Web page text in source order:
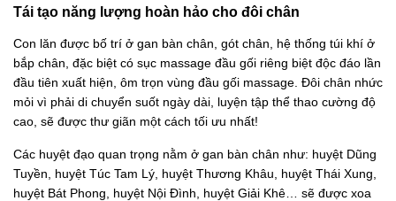
Tái tạo năng lượng hoàn hảo cho đôi chân
Con lăn được bố trí ở gan bàn chân, gót chân, hệ thống túi khí ở
bắp chân, đặc biệt có sục massage đầu gối riêng biệt độc đáo lần
đầu tiên xuất hiện, ôm trọn vùng đầu gối massage. Đôi chân nhức
mỏi vì phải di chuyển suốt ngày dài, luyện tập thể thao cường độ
cao, sẽ được thư giãn một cách tối ưu nhất!
Các huyệt đạo quan trọng nằm ở gan bàn chân như: huyệt Dũng
Tuyền, huyệt Túc Tam Lý, huyệt Thương Khâu, huyệt Thái Xung,
huyệt Bát Phong, huyệt Nội Đình, huyệt Giải Khê… sẽ được xoa